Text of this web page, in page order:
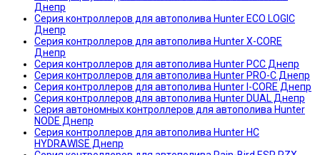
Днепр
Серия контроллеров для автополива Hunter ECO LOGIC
Днепр
Серия контроллеров для автополива Hunter X-CORE
Днепр
Серия контроллеров для автополива Hunter PCC Днепр
Серия контроллеров для автополива Hunter PRO-C Днепр
Серия контроллеров для автополива Hunter I-CORE Днепр
Серия контроллеров для автополива Hunter DUAL Днепр
Серия автономных контроллеров для автополива Hunter
NODE Днепр
Серия контроллеров для автополива Hunter HC
HYDRAWISE Днепр